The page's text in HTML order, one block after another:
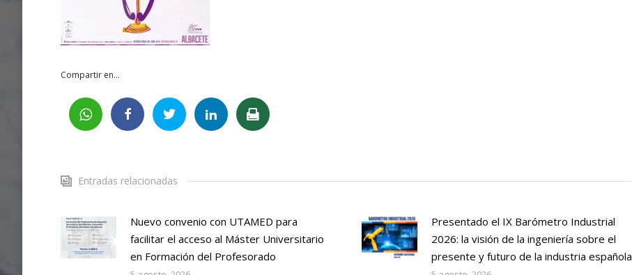
Compartir en...
Entradas relacionadas
Nuevo convenio con UTAMED para
facilitar el acceso al Máster Universitario
en Formación del Profesorado
Presentado el IX Barómetro Industrial
2026: la visión de la ingeniería sobre el
presente y futuro de la industria española